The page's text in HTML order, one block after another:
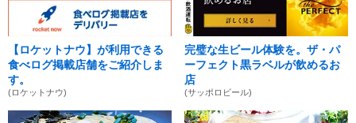
【ロケットナウ】が利用できる
食べログ掲載店舗をご紹介しま
す。
(ロケットナウ)
完璧な生ビール体験を。ザ・パ
ーフェクト黒ラベルが飲めるお
店
(サッポロビール)